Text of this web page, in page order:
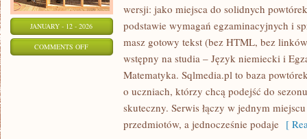
JANUARY - 12 - 2026
COMMENTS OFFON
ÓSMOKLASISTY
wersji: jako miejsca do solidnych
podstawie wymagań egzaminacyjnych i
masz gotowy tekst (bez HTML, bez
wstępny na studia – Język niemiecki i
Matematyka. Sqlmedia.pl to baza
o uczniach, którzy chcą podejść do
skuteczny. Serwis łączy w jednym
przedmiotów, a jednocześnie podaje [